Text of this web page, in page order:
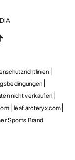
nicht verkaufen
leaf.arcteryx.com
Sports Brand